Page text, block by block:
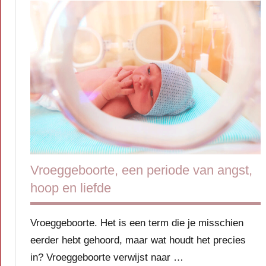
Vroeggeboorte, een periode van angst,
hoop en liefde
Vroeggeboorte. Het is een term die je misschien
eerder hebt gehoord, maar wat houdt het precies
in? Vroeggeboorte verwijst naar …